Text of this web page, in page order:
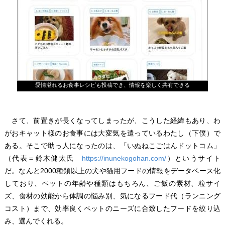
愛情溢れるお食事レシピも投稿でき、情報を楽しく共有できる
さて、前置きが長くなってしまったが、こうした経緯もあり、わ
がおキャット様のお食事には大変気を遣っているわたし（下僕）で
ある。そこで助っ人になったのは、「いぬねこごはんドットコム」
（代表＝鈴木健太氏 https://inunekogohan.com/ ）というサイト
だ。なんと2000種類以上の犬や猫用フードの情報をデータベース化
しており、ペットの年齢や種類はもちろん、ご飯の素材、粒サイ
ズ、食材の効能から体調の悩み別、気になるフード代（ランニング
コスト）まで、効率良くペットのニーズに合致したフードを絞り込
み、選んでくれる。